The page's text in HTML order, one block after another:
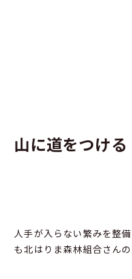
山に道をつける
人手が入らない繁みを整
も北はりま森林組合さんの